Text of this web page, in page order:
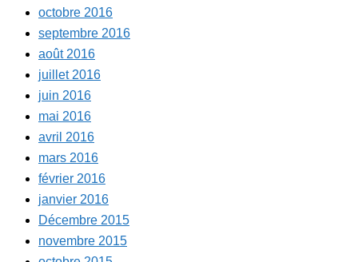
octobre 2016
septembre 2016
août 2016
juillet 2016
juin 2016
mai 2016
avril 2016
mars 2016
février 2016
janvier 2016
Décembre 2015
novembre 2015